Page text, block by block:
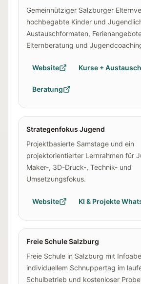
Gemeinnütziger Salzburger
hochbegabte Kinder und
Austauschformaten,
Elternberatung und
Website Kurse + Austausch
Beratung
Strategenfokus Jugend
Projektbasierte Samstage und ein
projektorientierter Lernrahmen für
Maker-, 3D-Druck-, Technik- und
Umsetzungsfokus.
Website KI & Projekte
Freie Schule Salzburg
Freie Schule in Salzburg mit
individuellem Schnuppertag im
Schulbetrieb und kostenloser